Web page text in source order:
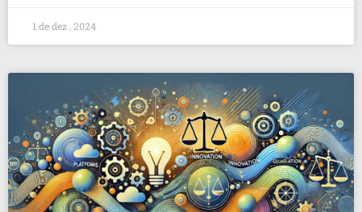
1 de dez , 2024